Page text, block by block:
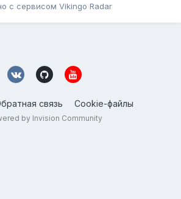
с сервисом Vikingo Radar
связь Cookie-файлы
by Invision Community